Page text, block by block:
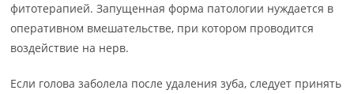
фитотерапией. Запущенная форма патологии нуждается в
оперативном вмешательстве, при котором проводится
воздействие на нерв.
Если голова заболела после удаления зуба, следует принять